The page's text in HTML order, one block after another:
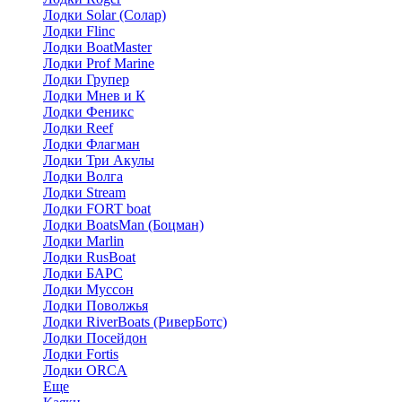
Лодки Solar (Солар)
Лодки Flinc
Лодки BoatMaster
Лодки Prof Marine
Лодки Групер
Лодки Мнев и К
Лодки Феникс
Лодки Reef
Лодки Флагман
Лодки Три Акулы
Лодки Волга
Лодки Stream
Лодки FORT boat
Лодки BoatsMan (Боцман)
Лодки Marlin
Лодки RusBoat
Лодки БАРС
Лодки Муссон
Лодки Поволжья
Лодки RiverBoats (РиверБотс)
Лодки Посейдон
Лодки Fortis
Лодки ORCA
Еще